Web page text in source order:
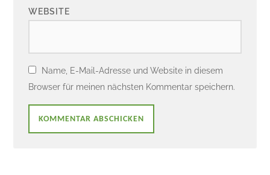
WEBSITE
Name, E-Mail-Adresse und Website in diesem
Browser für meinen nächsten Kommentar speichern.